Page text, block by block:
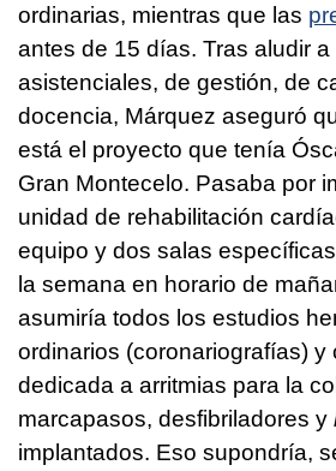
ordinarias, mientras que las
antes de 15 días. Tras aludir
asistenciales, de gestión, de
docencia, Márquez aseguró
está el proyecto que tenía
Gran Montecelo. Pasaba por
unidad de rehabilitación
equipo y dos salas
la semana en horario de
asumiría todos los estudios
ordinarios (coronariografías) y
dedicada a arritmias para la
marcapasos, desfibriladores y
implantados. Eso supondría,